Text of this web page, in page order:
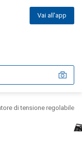
Vai all'app
di tensione regolabile